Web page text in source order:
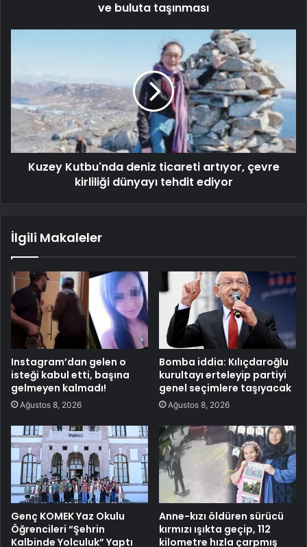
ve buluta taşınması
Kuzey Kutbu'nda deniz ticareti artıyor, çevre
kirliliği dünyayı tehdit ediyor
İlgili Makaleler
Instagram’dan gelen o
isteği kabul etti, başına
gelmeyen kalmadı!
Ağustos 8, 2026
Bomba iddia: Kılıçdaroğlu
kurultayı erteleyip partiyi
genel seçimlere taşıyacak
Ağustos 8, 2026
Genç KOMEK Yaz Okulu
Öğrencileri “Şehrin
Kalbinde Yolculuk” Yaptı
Anne-kızı öldüren sürücü
kırmızı ışıkta geçip, 112
kilometre hızla çarpmış